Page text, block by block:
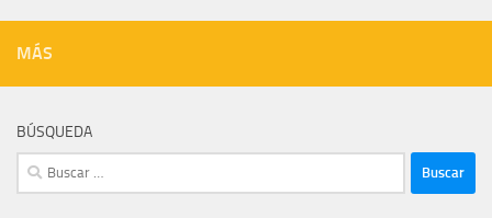
MÁS
BÚSQUEDA
Buscar: